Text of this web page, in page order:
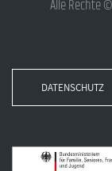
Alle Rechte
DATENSCHUTZ